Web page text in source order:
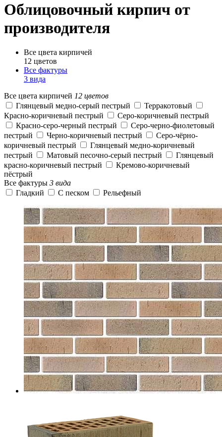
Облицовочный кирпич от
производителя
Все цвета кирпичей
12 цветов
Все фактуры
3 вида
Все цвета кирпичей 12 цветов
Глянцевый медно-серый пестрый
Терракотовый
Красно-коричневый пестрый
Серо-коричневый пестрый
Красно-серо-черный пестрый
Серо-черно-фиолетовый
пестрый
Черно-коричневый пестрый
Серо-чёрно-
коричневый пестрый
Глянцевый медно-коричневый
пестрый
Матовый песочно-серый пестрый
Глянцевый
красно-коричневый пестрый
Кремово-коричневый
пёстрый
Все фактуры 3 вида
Гладкий
С песком Рельефный